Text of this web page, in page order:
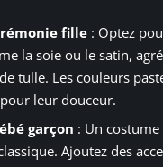
fille : Optez
la soie ou le satin,
tulle. Les couleurs
leur douceur.
garçon : Un
Ajoutez des